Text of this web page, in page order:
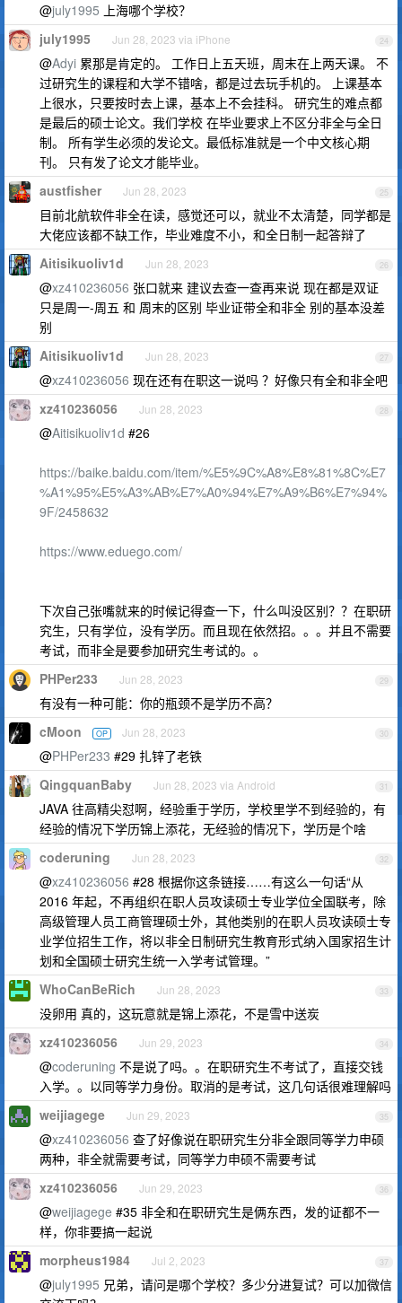
@july1995 上海哪个学校？
24
july1995 Jun 28, 2023 via iPhone
@Adyi 累那是肯定的。 工作日上五天班，周末在上两天课。 不
过研究生的课程和大学不错啥，都是过去玩手机的。 上课基本
上很水，只要按时去上课，基本上不会挂科。 研究生的难点都
是最后的硕士论文。我们学校 在毕业要求上不区分非全与全日
制。 所有学生必须的发论文。最低标准就是一个中文核心期
刊。 只有发了论文才能毕业。
25
austfisher Jun 28, 2023
目前北航软件非全在读，感觉还可以，就业不太清楚，同学都是
大佬应该都不缺工作，毕业难度不小，和全日制一起答辩了
26
Aitisikuoliv1d Jun 28, 2023
@xz410236056 张口就来 建议去查一查再来说 现在都是双证
只是周一-周五 和 周末的区别 毕业证带全和非全 别的基本没差
别
27
Aitisikuoliv1d Jun 28, 2023
@xz410236056 现在还有在职这一说吗 ？好像只有全和非全吧
28
xz410236056 Jun 28, 2023
@Aitisikuoliv1d #26
https://baike.baidu.com/item/%E5%9C%A8%E8%81%8C%E7
%A1%95%E5%A3%AB%E7%A0%94%E7%A9%B6%E7%94%
9F/2458632
https://www.eduego.com/
下次自己张嘴就来的时候记得查一下，什么叫没区别？？在职研
究生，只有学位，没有学历。而且现在依然招。。。并且不需要
考试，而非全是要参加研究生考试的。。
29
PHPer233 Jun 28, 2023
有没有一种可能：你的瓶颈不是学历不高？
30
cMoon OP Jun 28, 2023
@PHPer233 #29 扎锌了老铁
31
QingquanBaby Jun 28, 2023 via Android
JAVA 往高精尖怼啊，经验重于学历，学校里学不到经验的，有
经验的情况下学历锦上添花，无经验的情况下，学历是个啥
32
coderuning Jun 28, 2023
@xz410236056 #28 根据你这条链接……有这么一句话“从
2016 年起，不再组织在职人员攻读硕士专业学位全国联考，除
高级管理人员工商管理硕士外，其他类别的在职人员攻读硕士专
业学位招生工作，将以非全日制研究生教育形式纳入国家招生计
划和全国硕士研究生统一入学考试管理。”
33
WhoCanBeRich Jun 28, 2023
没卵用 真的，这玩意就是锦上添花，不是雪中送炭
34
xz410236056 Jun 29, 2023
@coderuning 不是说了吗。。在职研究生不考试了，直接交钱
入学。。以同等学力身份。取消的是考试，这几句话很难理解吗
35
weijiagege Jun 29, 2023
@xz410236056 查了好像说在职研究生分非全跟同等学力申硕
两种，非全就需要考试，同等学力申硕不需要考试
36
xz410236056 Jun 29, 2023
@weijiagege #35 非全和在职研究生是俩东西，发的证都不一
样，你非要搞一起说
37
morpheus1984 Jul 2, 2023
@july1995 兄弟，请问是哪个学校？多少分进复试？可以加微信